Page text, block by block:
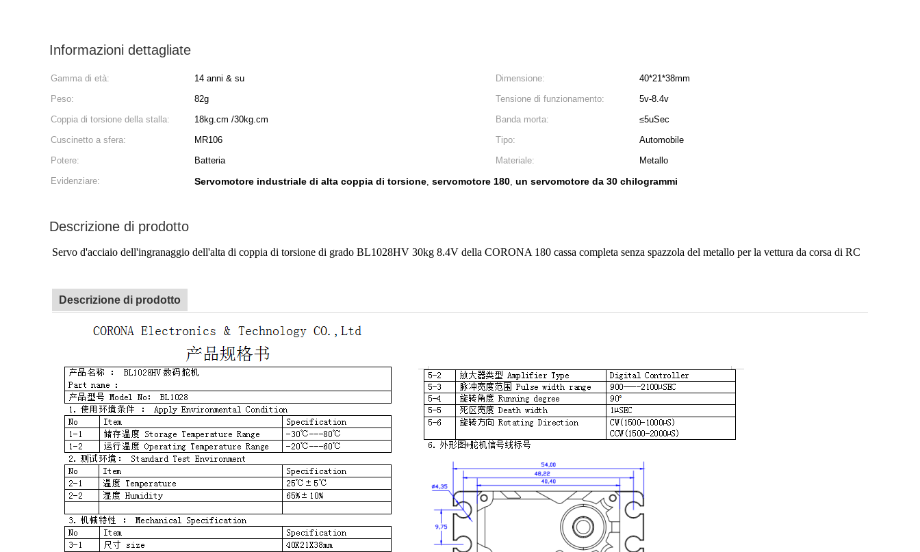
Informazioni dettagliate
Gamma di età: 14 anni & su Dimensione:
40*21*38mm
Peso:
82g Tensione di funzionamento:
5v-8.4v
Coppia di torsione della stalla:
18kg.cm /30kg.cm Banda morta:
≤5uSec
Cuscinetto a sfera:
MR106 Tipo:
Automobile
Potere:
Batteria Materiale:
Metallo
Evidenziare:
Servomotore industriale di alta coppia di torsione, servomotore 180, un servomotore da 30 chilogrammi
Descrizione di prodotto
Servo d'acciaio dell'ingranaggio dell'alta di coppia di torsione di grado BL1028HV 30kg 8.4V della CORONA 180 cassa completa senza spazzola del metallo per la vettura da corsa di RC
Descrizione di prodotto